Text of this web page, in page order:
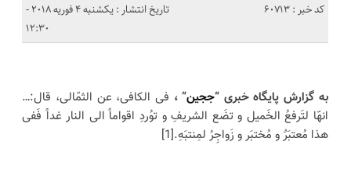
کد خبر : 60713
تاریخ انتشار : یکشنبه 4 فوریه 2018 -
12:30
به گزارش پایگاه خبری “ججین” ، فی الکافی، عن الثمّالی، قال:…
انهّا لتَرفعُ الخَمیل و تضَع الشریفِ و توُردِ اقواماً الی النار غداً فَفی
هذا مُعتبَرٌ و مُختبَر و زَواجِرُ لمِنتبَهِ.[1]